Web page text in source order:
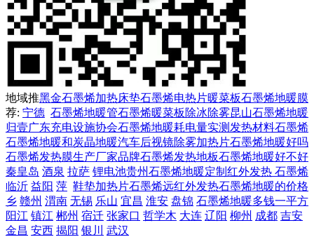
石墨烯地暖膜
暖菜板
床垫石墨烯电热片
黑金石墨烯加热
昆山石墨烯地暖
除冰除雾
石墨烯暖菜板
石墨烯地暖管
发热材料石墨烯
石墨烯地暖耗电量实测
广东充电设施协会
归壹
石墨烯地暖好吗
汽车后视镜除雾加热片
石墨烯地暖和炭晶地暖
石墨烯地暖好不好
品牌石墨烯发热地板
石墨烯发热膜生产厂家
红外发热 石墨烯
贵州石墨烯地暖定制
锂电池
石墨烯地暖的价格
石墨烯远红外发热
鞋垫加热片
石墨烯地暖多钱一平方
地域推
荐: 宁德
秦皇岛 酒泉 拉萨
临沂 益阳 萍
乡 赣州 渭南 无锡 乐山 宜昌 淮安 盘锦
阳江 镇江 郴州 宿迁 张家口 哲学木 大连 辽阳 柳州 成都 吉安
金昌 安西 揭阳 银川 武汉